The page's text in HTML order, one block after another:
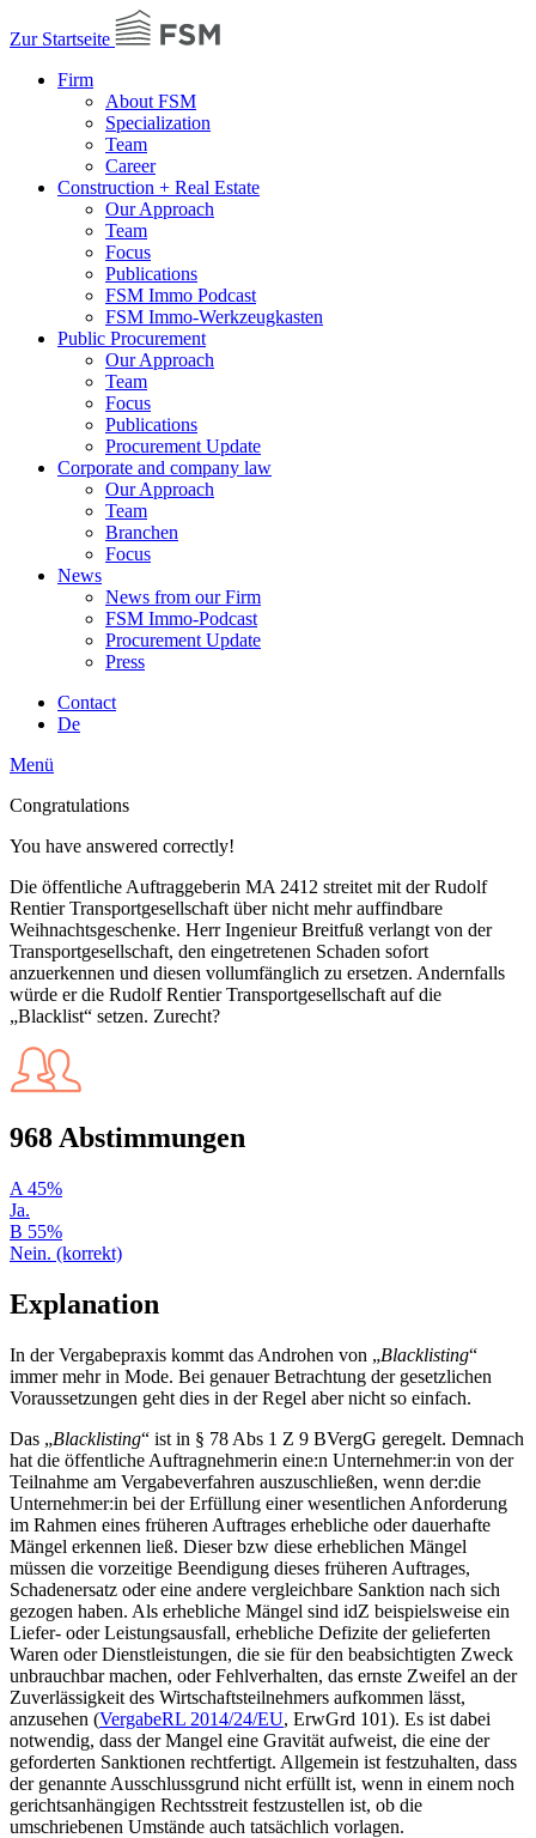
Zur Startseite
Firm
About FSM
Specialization
Team
Career
Construction + Real Estate
Our Approach
Team
Focus
Publications
FSM Immo Podcast
FSM Immo-Werkzeugkasten
Public Procurement
Our Approach
Team
Focus
Publications
Procurement Update
Corporate and company law
Our Approach
Team
Branchen
Focus
News
News from our Firm
FSM Immo-Podcast
Procurement Update
Press
Contact
De
Menü
Congratulations
You have answered correctly!
Die öffentliche Auftraggeberin MA 2412 streitet mit der Rudolf
Rentier Transportgesellschaft über nicht mehr auffindbare
Weihnachtsgeschenke. Herr Ingenieur Breitfuß verlangt von der
Transportgesellschaft, den eingetretenen Schaden sofort
anzuerkennen und diesen vollumfänglich zu ersetzen. Andernfalls
würde er die Rudolf Rentier Transportgesellschaft auf die
„Blacklist“ setzen. Zurecht?
968 Abstimmungen
A 45%
Ja.
B 55%
Nein. (korrekt)
Explanation
In der Vergabepraxis kommt das Androhen von „Blacklisting“
immer mehr in Mode. Bei genauer Betrachtung der gesetzlichen
Voraussetzungen geht dies in der Regel aber nicht so einfach.
Das „Blacklisting“ ist in § 78 Abs 1 Z 9 BVergG geregelt. Demnach
hat die öffentliche Auftragnehmerin eine:n Unternehmer:in von der
Teilnahme am Vergabeverfahren auszuschließen, wenn der:die
Unternehmer:in bei der Erfüllung einer wesentlichen Anforderung
im Rahmen eines früheren Auftrages erhebliche oder dauerhafte
Mängel erkennen ließ. Dieser bzw diese erheblichen Mängel
müssen die vorzeitige Beendigung dieses früheren Auftrages,
Schadenersatz oder eine andere vergleichbare Sanktion nach sich
gezogen haben. Als erhebliche Mängel sind idZ beispielsweise ein
Liefer- oder Leistungsausfall, erhebliche Defizite der gelieferten
Waren oder Dienstleistungen, die sie für den beabsichtigten Zweck
unbrauchbar machen, oder Fehlverhalten, das ernste Zweifel an der
Zuverlässigkeit des Wirtschaftsteilnehmers aufkommen lässt,
anzusehen (VergabeRL 2014/24/EU, ErwGrd 101). Es ist dabei
notwendig, dass der Mangel eine Gravität aufweist, die eine der
geforderten Sanktionen rechtfertigt. Allgemein ist festzuhalten, dass
der genannte Ausschlussgrund nicht erfüllt ist, wenn in einem noch
gerichtsanhängigen Rechtsstreit festzustellen ist, ob die
umschriebenen Umstände auch tatsächlich vorlagen.